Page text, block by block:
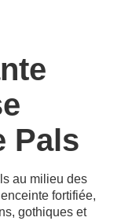
Pals
au milieu des
fortifiée,
gothiques et